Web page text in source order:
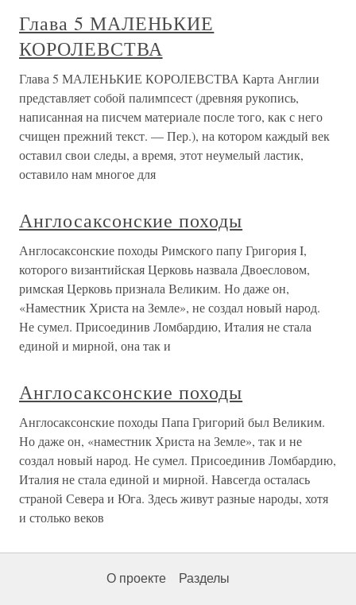
Глава 5 МАЛЕНЬКИЕ
КОРОЛЕВСТВА
Глава 5 МАЛЕНЬКИЕ КОРОЛЕВСТВА Карта Англии
представляет собой палимпсест (древняя рукопись,
написанная на писчем материале после того, как с него
счищен прежний текст. — Пер.), на котором каждый век
оставил свои следы, а время, этот неумелый ластик,
оставило нам многое для
Англосаксонские походы
Англосаксонские походы Римского папу Григория I,
которого византийская Церковь назвала Двоесловом,
римская Церковь признала Великим. Но даже он,
«Наместник Христа на Земле», не создал новый народ.
Не сумел. Присоединив Ломбардию, Италия не стала
единой и мирной, она так и
Англосаксонские походы
Англосаксонские походы Папа Григорий был Великим.
Но даже он, «наместник Христа на Земле», так и не
создал новый народ. Не сумел. Присоединив Ломбардию,
Италия не стала единой и мирной. Навсегда осталась
страной Севера и Юга. Здесь живут разные народы, хотя
и столько веков
О проекте Разделы